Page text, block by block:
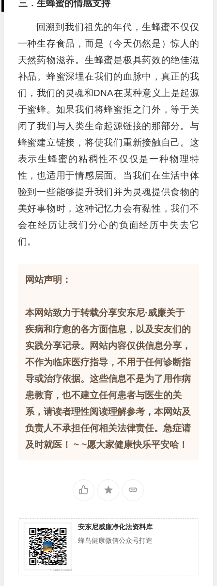
三．生蜂蜜的情感支持
回溯到我们祖先的年代，生蜂蜜不仅仅
一种生存食品，而是（今天仍然是）惊人的
天然药物滋养。生蜂蜜是极具药效的绝佳滋
补品。蜂蜜深埋在我们的血脉中，真正的我
们，我们的灵魂和DNA在某种意义上是起源
于蜜蜂。如果我们将蜂蜜拒之门外，等于关
闭了我们与人类生命起源链接的那部分。与
蜂蜜建立链接，将使我们重新接触自己。这
表示生蜂蜜的粘稠性不仅仅是一种物理特
性，也适用于情感层面。当我们在生活中体
验到一些能够提升我们并为灵魂提供食物的
美好事物时，这种记忆力会有黏性，我们不
会在经历让我们分心的负面经历中失去它
们。
网站声明：
本网站致力于转载分享安东尼·威廉关于
疾病和疗愈的各方面信息，以及安友们的
实践分享记录。网站内容仅供信息分享，
不作为临床医疗指导，不用于任何诊断指
导或治疗依据。这些信息不是为了用作病
患教育，也不建立任何患者与医生的关
系，请读者理性阅读理解参考，本网站及
负责人不承担任何相关法律责任。急症请
及时就医！ ~ ~愿大家健康快乐平安哈！
安东尼威廉净化法资料库
蜂鸟健康微信公众号打造